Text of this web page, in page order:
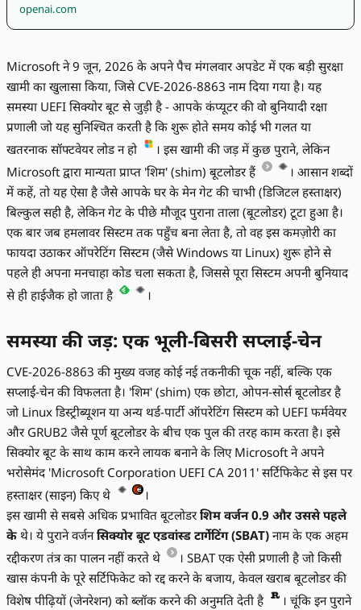
openai.com
Microsoft ने 9 जून, 2026 के अपने पैच मंगलवार अपडेट में एक बड़ी सुरक्षा
खामी का खुलासा किया, जिसे CVE-2026-8863 नाम दिया गया है। यह
समस्या UEFI सिक्योर बूट से जुड़ी है - आपके कंप्यूटर की वो बुनियादी रक्षा
प्रणाली जो यह सुनिश्चित करती है कि शुरू होते समय कोई भी गलत या
खतरनाक सॉफ्टवेयर लोड न हो
। इस खामी की जड़ में कुछ पुराने, लेकिन
Microsoft द्वारा मान्यता प्राप्त 'शिम' (shim) बूटलोडर हैं
। आसान शब्दों
में कहें, तो यह ऐसा है जैसे आपके घर के मेन गेट की चाभी (डिजिटल हस्ताक्षर)
बिल्कुल सही है, लेकिन गेट के पीछे मौजूद पुराना ताला (बूटलोडर) टूटा हुआ है।
एक बार जब हमलावर सिस्टम तक पहुँच बना लेता है, तो वह इस कमज़ोरी का
फायदा उठाकर ऑपरेटिंग सिस्टम (जैसे Windows या Linux) शुरू होने से
पहले ही अपना मनचाहा कोड चला सकता है, जिससे पूरा सिस्टम अपनी बुनियाद
से ही हाईजैक हो जाता है
।
समस्या की जड़: एक भूली-बिसरी सप्लाई-चेन
CVE-2026-8863 की मुख्य वजह कोई नई तकनीकी चूक नहीं, बल्कि एक
सप्लाई-चेन की विफलता है। 'शिम' (shim) एक छोटा, ओपन-सोर्स बूटलोडर है
जो Linux डिस्ट्रीब्यूशन या अन्य थर्ड-पार्टी ऑपरेटिंग सिस्टम को UEFI फर्मवेयर
और GRUB2 जैसे पूर्ण बूटलोडर के बीच एक पुल की तरह काम करता है। इसे
सिक्योर बूट के साथ काम करने लायक बनाने के लिए Microsoft ने अपने
भरोसेमंद 'Microsoft Corporation UEFI CA 2011' सर्टिफिकेट से इस पर
हस्ताक्षर (साइन) किए थे
।
इस खामी से सबसे अधिक प्रभावित बूटलोडरशिम वर्जन 0.9 और उससे पहले
के थे। ये पुराने वर्जनसिक्योर बूट एडवांस्ड टार्गेटिंग (SBAT) नाम के एक अहम
रद्दीकरण तंत्र का पालन नहीं करते थे
। SBAT एक ऐसी प्रणाली है जो किसी
खास कंपनी के पूरे सर्टिफिकेट को रद्द करने के बजाय, केवल खराब बूटलोडर की
विशेष पीढ़ियों (जेनरेशन) को ब्लॉक करने की अनुमति देती है
। चूंकि इन पुराने